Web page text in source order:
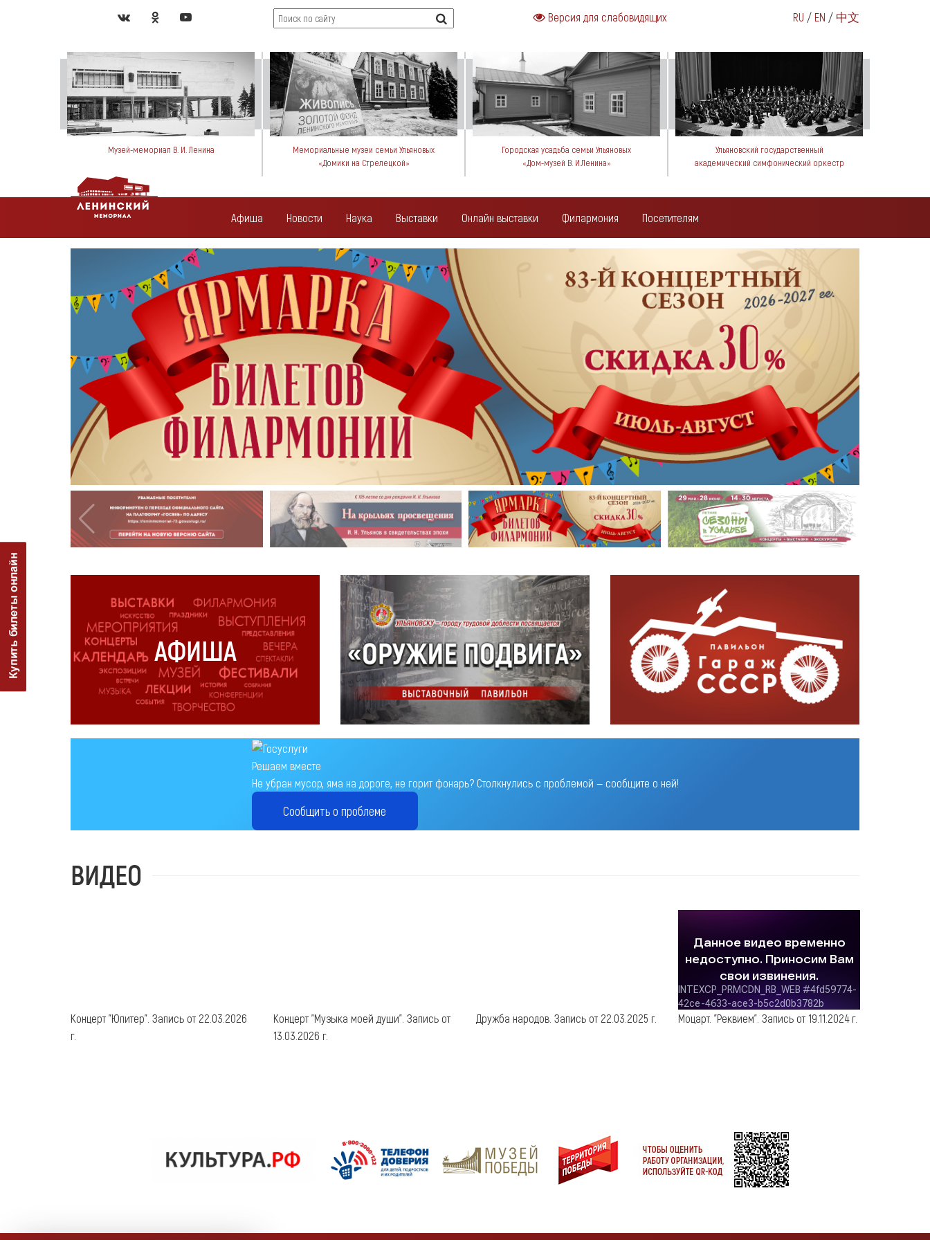
RU / EN / 中文
Версия для слабовидящих
Музей-мемориал В. И. Ленина
Мемориальные музеи семьи Ульяновых
«Домики на Стрелецкой»
Городская усадьба семьи Ульяновых
«Дом-музей В. И.Ленина»
Ульяновский государственный
академический симфонический оркестр
Афиша Новости Наука Выставки Онлайн выставки Филармония Посетителям
АФИША
Решаем вместе
Не убран мусор, яма на дороге, не горит фонарь? Столкнулись с проблемой — сообщите о ней!
Сообщить о проблеме
ВИДЕО
Концерт "Юпитер". Запись от 22.03.2026
г.
Концерт "Музыка моей души". Запись от
13.03.2026 г.
Дружба народов. Запись от 22.03.2025 г. Моцарт. "Реквием". Запись от 19.11.2024 г.